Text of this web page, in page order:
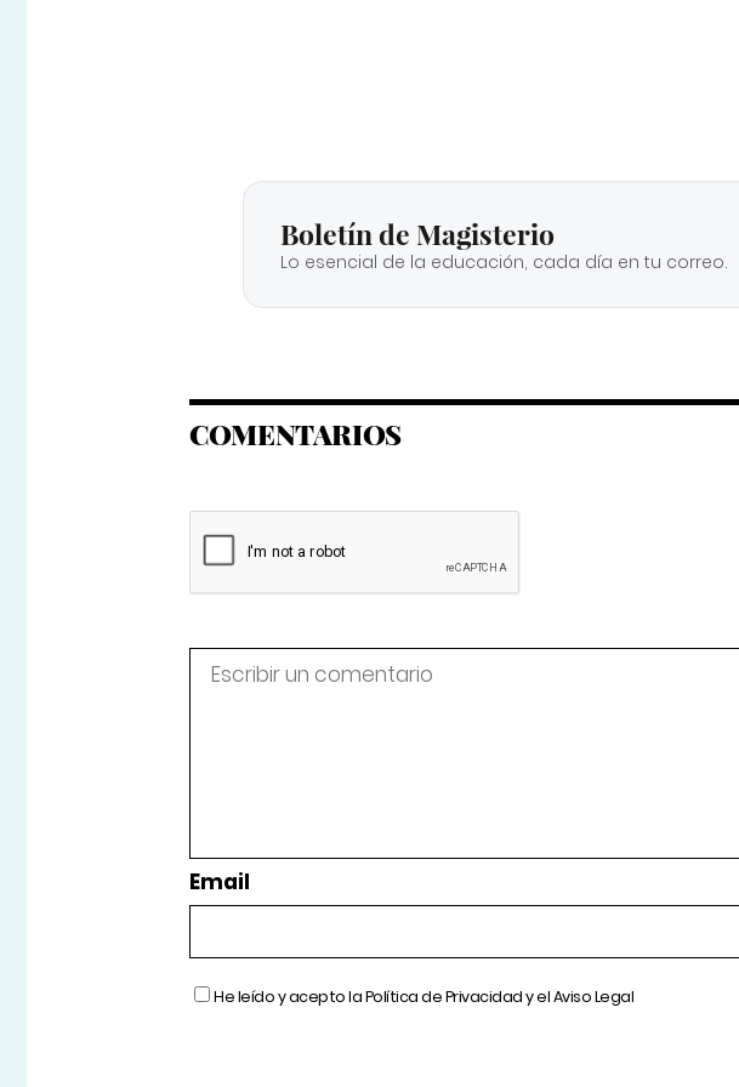
Boletín de Magisterio
Lo esencial de la educación, cada día en tu correo.
COMENTARIOS
Email
He leído y acepto laPolítica de Privacidady elAviso Legal